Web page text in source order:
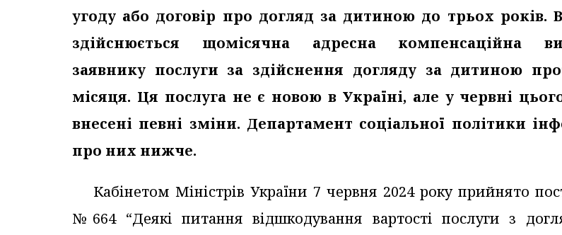
угоду або договір про догляд за дитиною до трьох років.
здійснюється щомісячна адресна компенсаційна
заявнику послуги за здійснення догляду за дитиною
місяця. Ця послуга не є новою в Україні, але у червні
внесені певні зміни. Департамент соціальної політики
про них нижче.
Кабінетом Міністрів України 7 червня 2024 року прийнято
№664 “Деякі питання відшкодування вартості послуги з